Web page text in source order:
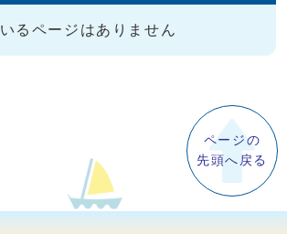
るページはありません
ページの
先頭へ戻る